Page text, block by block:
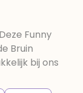
Funny
Bruin
bij ons